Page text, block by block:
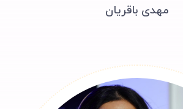
مهدی باقریان